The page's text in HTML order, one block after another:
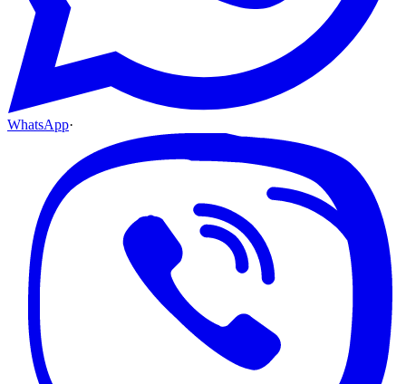
WhatsApp·